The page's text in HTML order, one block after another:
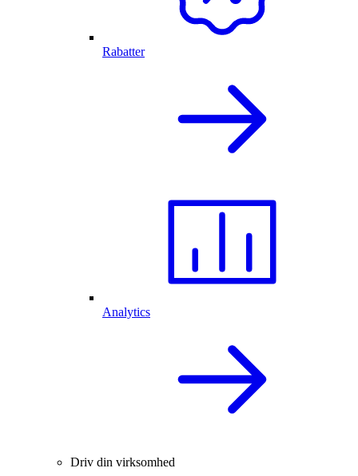
Rabatter
Analytics
Driv din virksomhed